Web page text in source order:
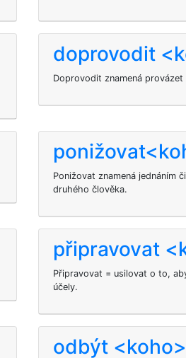
doprovodit
Doprovodit znamená
Ponižovat znamená jednáním
druhého člověka.
připravovat
Připravovat = usilovat o to,
účely.
odbýt <koho>